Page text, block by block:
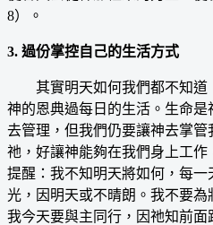
8）。
3. 過份掌控自己的生活方式
其實明天如何我們都不知道
神的恩典過每日的生活。生命
去管理，但我們仍要讓神去掌
祂，好讓神能夠在我們身上工作
提醒：我不知明天將如何，每
光，因明天或不晴朗。我不要為
我今天要與主同行，因祂知前面